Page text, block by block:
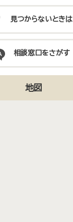
見つからないときは
相談窓口をさがす
地図